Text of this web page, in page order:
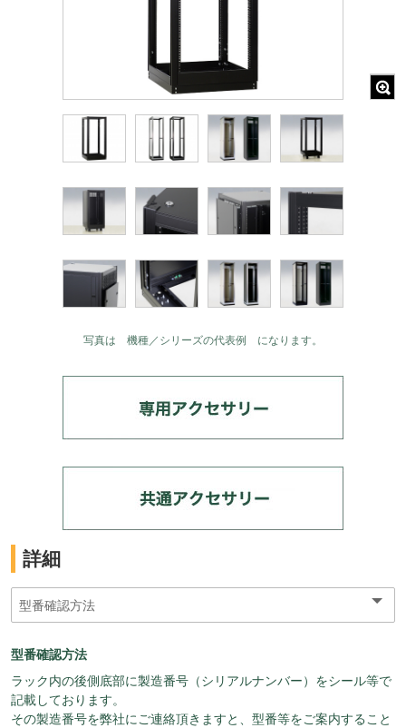
写真は 機種／シリーズの代表例 になります。
詳細
型番確認方法
ラック内の後側底部に製造番号（シリアルナンバー）をシール等で
記載しております。
その製造番号を弊社にご連絡頂きますと、型番等をご案内すること